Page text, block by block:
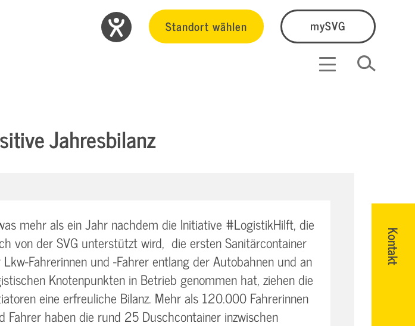
Standort wählen mySVG
Kontakt
Jahresbilanz
mehr als ein Jahr nachdem die Initiative #LogistikHilft, die
von der SVG unterstützt wird, die ersten Sanitärcontainer
Fahrerinnen und -Fahrer entlang der Autobahnen und an
Knotenpunkten in Betrieb genommen hat, ziehen die
eine erfreuliche Bilanz. Mehr als 120.000 Fahrerinnen
Fahrer haben die rund 25 Duschcontainer inzwischen